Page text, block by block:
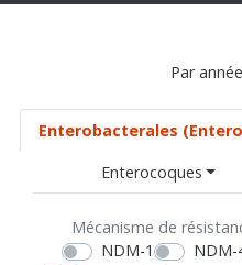
Par
Enterobacterales
Enterocoques
Mécanisme de
NDM-1
NDM-